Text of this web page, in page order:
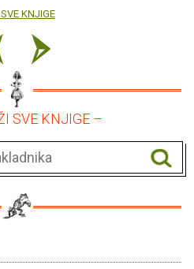
KNJIGE
SVE KNJIGE –